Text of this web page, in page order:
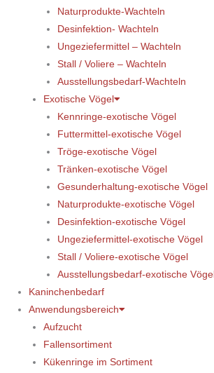
Naturprodukte-Wachteln
Desinfektion- Wachteln
Ungeziefermittel – Wachteln
Stall / Voliere – Wachteln
Ausstellungsbedarf-Wachteln
Exotische Vögel
Kennringe-exotische Vögel
Futtermittel-exotische Vögel
Tröge-exotische Vögel
Tränken-exotische Vögel
Gesunderhaltung-exotische Vögel
Naturprodukte-exotische Vögel
Desinfektion-exotische Vögel
Ungeziefermittel-exotische Vögel
Stall / Voliere-exotische Vögel
Ausstellungsbedarf-exotische Vögel
Kaninchenbedarf
Anwendungsbereich
Aufzucht
Fallensortiment
Kükenringe im Sortiment